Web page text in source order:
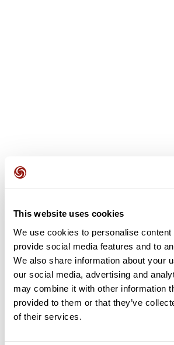
This website uses cookies
We use cookies to personalise content
provide social media features and to
We also share information about your
our social media, advertising and
may combine it with other information
provided to them or that they’ve
of their services.
Ajouter un avis
Découvrez ce parcours de vélo de 79,9